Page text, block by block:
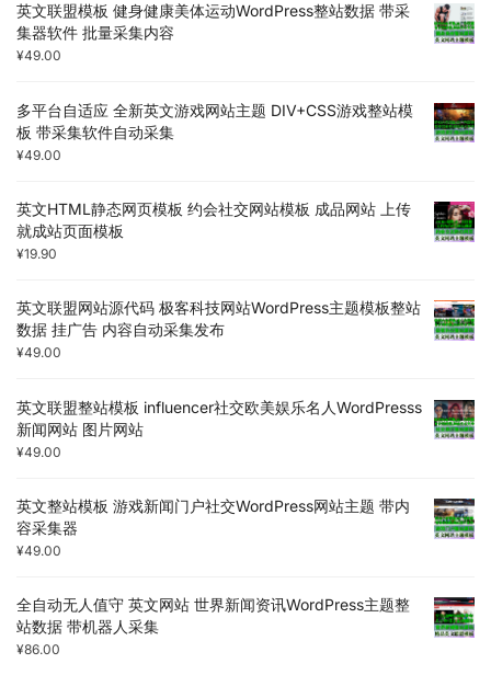
英文联盟模板 健身健康美体运动WordPress整站数据 带采
集器软件 批量采集内容
¥49.00
多平台自适应 全新英文游戏网站主题 DIV+CSS游戏整站模
板 带采集软件自动采集
¥49.00
英文HTML静态网页模板 约会社交网站模板 成品网站 上传
就成站页面模板
¥19.90
英文联盟网站源代码 极客科技网站WordPress主题模板整站
数据 挂广告 内容自动采集发布
¥49.00
英文联盟整站模板 influencer社交欧美娱乐名人WordPresss
新闻网站 图片网站
¥49.00
英文整站模板 游戏新闻门户社交WordPress网站主题 带内
容采集器
¥49.00
全自动无人值守 英文网站 世界新闻资讯WordPress主题整
站数据 带机器人采集
¥86.00